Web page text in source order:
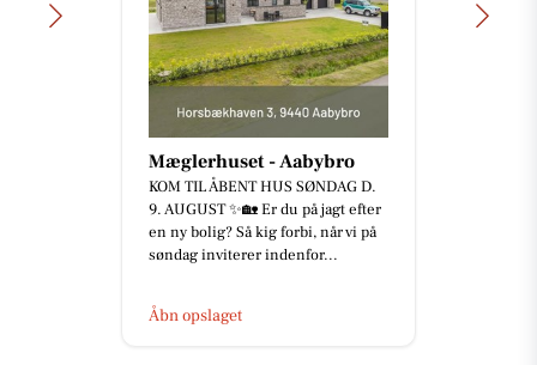
Mæglerhuset - Aabybro
KOM TIL ÅBENT HUS SØNDAG D.
9. AUGUST ✨🏡 Er du på jagt efter
en ny bolig? Så kig forbi, når vi på
søndag inviterer indenfor...
Åbn opslaget